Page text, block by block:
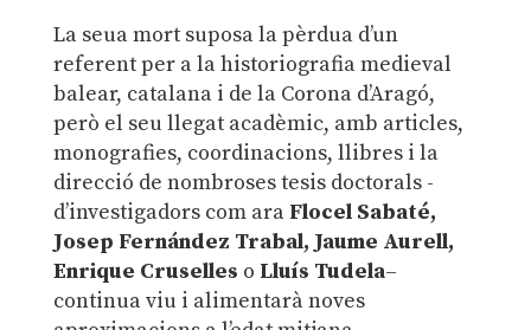
La seua mort suposa la pèrdua d’un
referent per a la historiografia medieval
balear, catalana i de la Corona d’Aragó,
però el seu llegat acadèmic, amb articles,
monografies, coordinacions, llibres i la
direcció de nombroses tesis doctorals -
d’investigadors com ara Flocel Sabaté,
Josep Fernández Trabal, Jaume Aurell,
Enrique Cruselles o Lluís Tudela–
continua viu i alimentarà noves